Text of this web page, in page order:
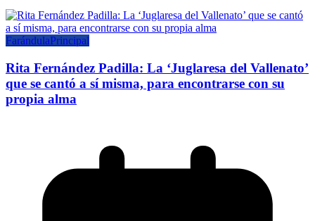
FarándulaPrincipal
Rita Fernández Padilla: La ‘Juglaresa del Vallenato’
que se cantó a sí misma, para encontrarse con su
propia alma